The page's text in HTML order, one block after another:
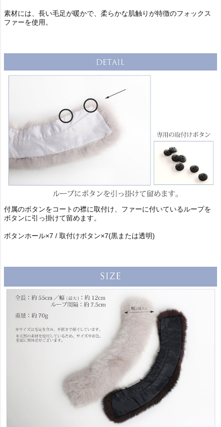
素材には、長い毛足が暖かで、柔らかな肌触りが特徴のフォックス
ファーを使用。
付属のボタンをコートの襟に取付け、ファーに付いているループを
ボタンに引っ掛けて留めます。
ボタンホール×7 / 取付けボタン×7(黒または透明)